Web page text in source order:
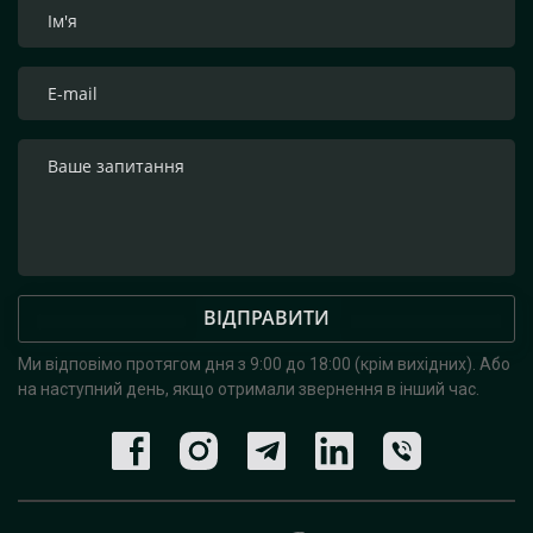
ВІДПРАВИТИ
Ми відповімо протягом дня з 9:00 до 18:00 (крім вихідних). Або
на наступний день, якщо отримали звернення в інший час.